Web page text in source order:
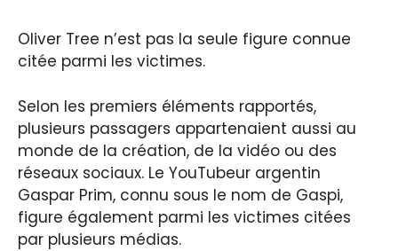
Oliver Tree n’est pas la seule figure connue
citée parmi les victimes.
Selon les premiers éléments rapportés,
plusieurs passagers appartenaient aussi au
monde de la création, de la vidéo ou des
réseaux sociaux. Le YouTubeur argentin
Gaspar Prim, connu sous le nom de Gaspi,
figure également parmi les victimes citées
par plusieurs médias.